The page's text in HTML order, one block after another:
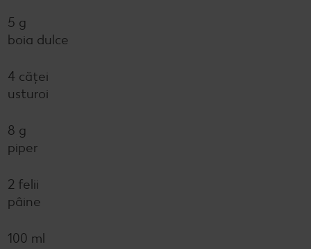
5 g
boia dulce
4 căței
usturoi
8 g
piper
2 felii
pâine
100 ml